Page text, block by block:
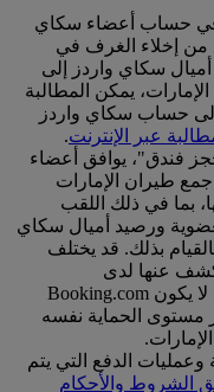
في حساب أعضاء سكاي
الإمارات بعد 8 أسابيع من إخلاء الغرف في
سكاي واردز إلى
يمكن المطالبة
حساب سكاي واردز
عبر الإنترنت.
فندق"، يوافق أعضاء
طيران الإمارات
بما في ذلك اللقب
ورصيد أميال سكاي
بذلك. قد يختلف
عنها لدى
booking.com وطيران الإمارات. قد لا يكون Booking.com
مستوى الحماية نفسه
الدفع التي يتم
الشروط والأحكام